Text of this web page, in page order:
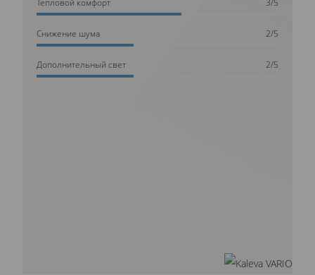
Cнижение шума 2/5
Дополнительный свет 2/5